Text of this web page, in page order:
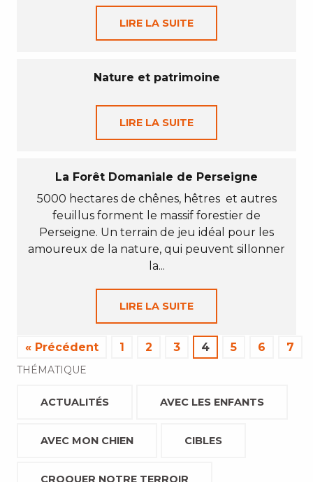
LIRE LA SUITE
Nature et patrimoine
LIRE LA SUITE
La Forêt Domaniale de Perseigne
5000 hectares de chênes, hêtres et autres
feuillus forment le massif forestier de
Perseigne. Un terrain de jeu idéal pour les
amoureux de la nature, qui peuvent sillonner
la...
LIRE LA SUITE
« Précédent 1 2 3 4 5 6 7
THÉMATIQUE
ACTUALITÉS AVEC LES ENFANTS
AVEC MON CHIEN CIBLES
CROQUER NOTRE TERROIR